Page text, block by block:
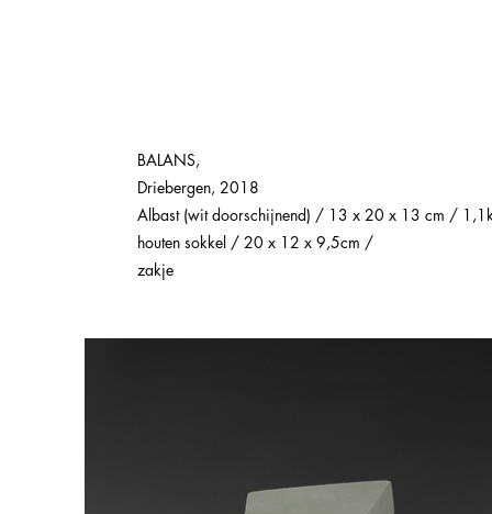
BALANS,
Driebergen, 2018
Albast (wit doorschijnend) / 13 x 20 x 13 cm /
houten sokkel / 20 x 12 x 9,5cm /
zakje